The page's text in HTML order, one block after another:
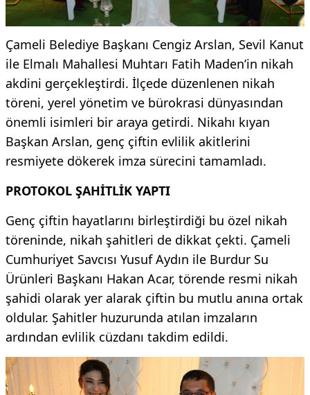
Çameli Belediye Başkanı Cengiz Arslan, Sevil Kanut
ile Elmalı Mahallesi Muhtarı Fatih Maden’in nikah
akdini gerçekleştirdi. İlçede düzenlenen nikah
töreni, yerel yönetim ve bürokrasi dünyasından
önemli isimleri bir araya getirdi. Nikahı kıyan
Başkan Arslan, genç çiftin evlilik akitlerini
resmiyete dökerek imza sürecini tamamladı.
PROTOKOL ŞAHİTLİK YAPTI
Genç çiftin hayatlarını birleştirdiği bu özel nikah
töreninde, nikah şahitleri de dikkat çekti. Çameli
Cumhuriyet Savcısı Yusuf Aydın ile Burdur Su
Ürünleri Başkanı Hakan Acar, törende resmi nikah
şahidi olarak yer alarak çiftin bu mutlu anına ortak
oldular. Şahitler huzurunda atılan imzaların
ardından evlilik cüzdanı takdim edildi.